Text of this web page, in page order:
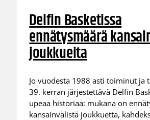
Delfin Basketissa
ennätysmäärä
joukkueita
Jo vuodesta 1988 asti toiminut ja
39. kerran järjestettävä Delfin
upeaa historiaa: mukana on
kansainvälistä joukkuetta,